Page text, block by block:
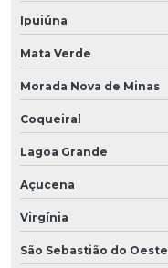
Ipuiúna
Mata Verde
Morada Nova de Minas
Coqueiral
Lagoa Grande
Açucena
Virgínia
São Sebastião do Oeste